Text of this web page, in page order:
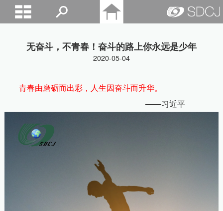
无奋斗，不青春！奋斗的路上你永远是少年
2020-05-04
青春由磨砺而出彩，人生因奋斗而升华。
——习近平